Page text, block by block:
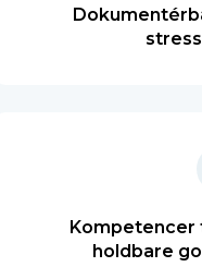
Kompetencer
holdbare